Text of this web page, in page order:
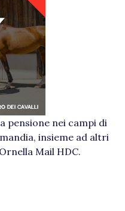
pensione nei campi di
insieme ad altri
Mail HDC.